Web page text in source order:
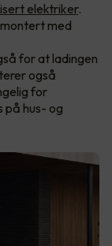
elektriker.
med
for at ladingen
også
for
på hus- og